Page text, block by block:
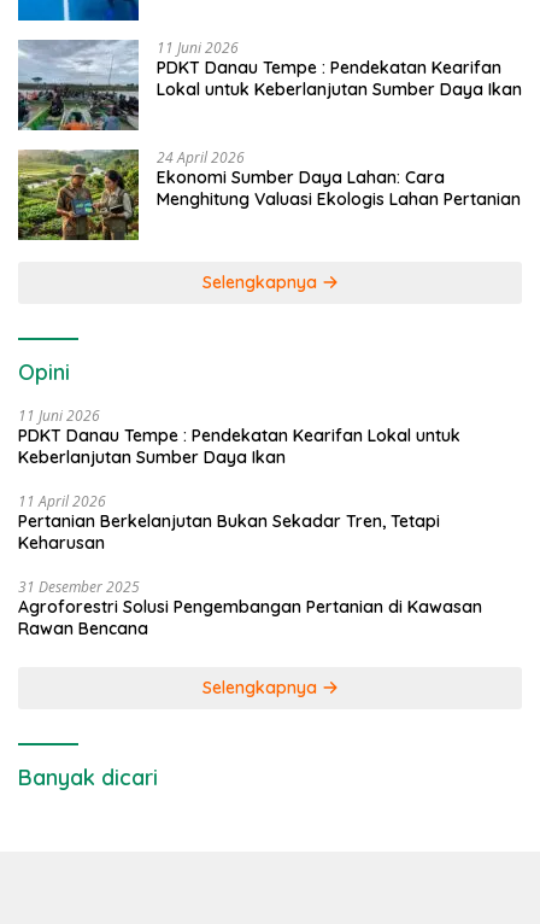
11 Juni 2026
PDKT Danau Tempe : Pendekatan Kearifan
Lokal untuk Keberlanjutan Sumber Daya Ikan
24 April 2026
Ekonomi Sumber Daya Lahan: Cara
Menghitung Valuasi Ekologis Lahan Pertanian
Selengkapnya
Opini
11 Juni 2026
PDKT Danau Tempe : Pendekatan Kearifan Lokal untuk
Keberlanjutan Sumber Daya Ikan
11 April 2026
Pertanian Berkelanjutan Bukan Sekadar Tren, Tetapi
Keharusan
31 Desember 2025
Agroforestri Solusi Pengembangan Pertanian di Kawasan
Rawan Bencana
Selengkapnya
Banyak dicari